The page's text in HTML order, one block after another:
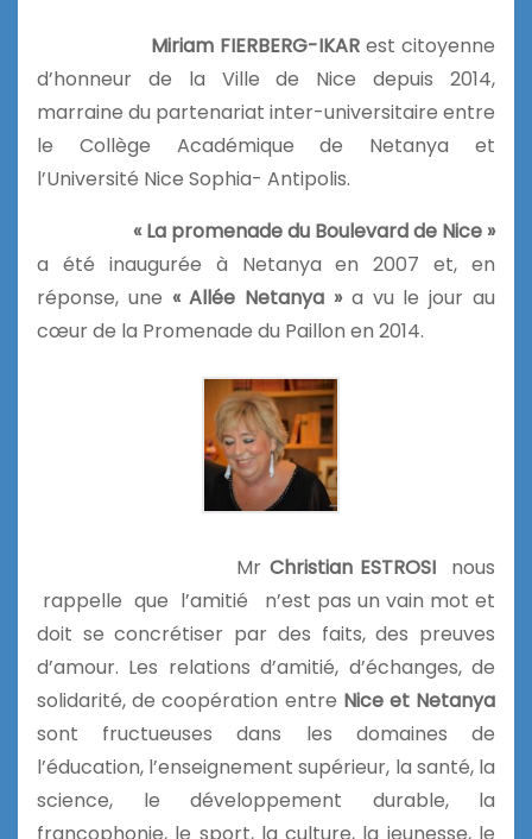
Miriam FIERBERG-IKARest citoyenne
d’honneur de la Ville de Nice depuis 2014,
marraine du partenariat inter-universitaire entre
le Collège Académique de Netanya et
l’Université Nice Sophia- Antipolis.
« La promenade du Boulevard de Nice »
a été inaugurée à Netanya en 2007 et, en
réponse, une « Allée Netanya »a vu le jour au
cœur de la Promenade du Paillon en 2014.
Mr Christian ESTROSI
nous
rappelle que l’amitié n’est pas un vain mot et
doit se concrétiser par des faits, des preuves
d’amour. Les relations d’amitié, d’échanges, de
solidarité, de coopération entre Nice et Netanya
sont fructueuses dans les domaines de
l’éducation, l’enseignement supérieur, la santé, la
science, le développement durable, la